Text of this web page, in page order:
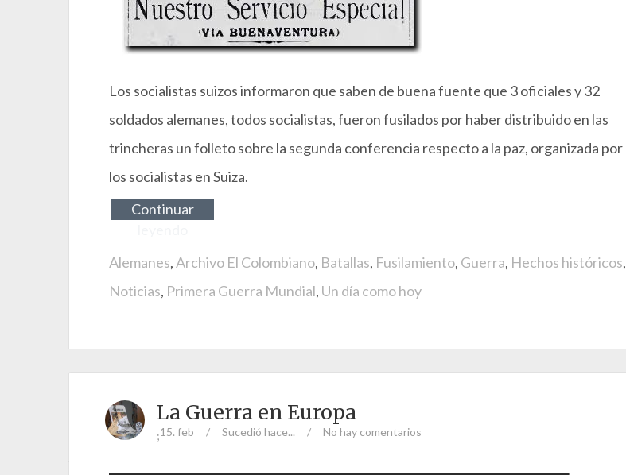
Los socialistas suizos informaron que saben de buena fuente que 3 oficiales y 32
soldados alemanes, todos socialistas, fueron fusilados por haber distribuido en las
trincheras un folleto sobre la segunda conferencia respecto a la paz, organizada por
los socialistas en Suiza.
Continuar
Alemanes,Archivo El Colombiano, Batallas, Fusilamiento, Guerra, Hechos históricos,
Noticias, Primera Guerra Mundial, Un día como hoy
La Guerra en Europa
;15. feb / Sucedió hace... / No hay comentarios